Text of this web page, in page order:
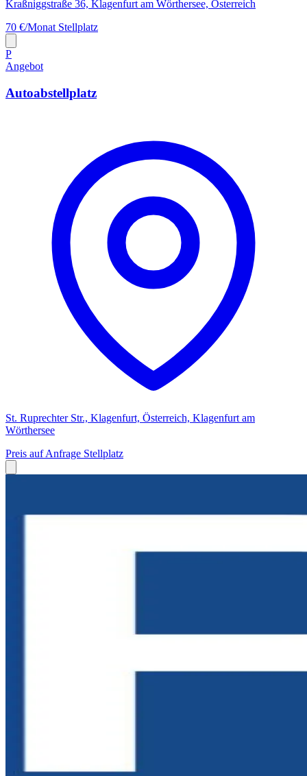
Kraßniggstraße 36, Klagenfurt am Wörthersee, Österreich
70 €/Monat Stellplatz
P
Angebot
Autoabstellplatz
St. Ruprechter Str., Klagenfurt, Österreich, Klagenfurt am
Wörthersee
Preis auf Anfrage Stellplatz